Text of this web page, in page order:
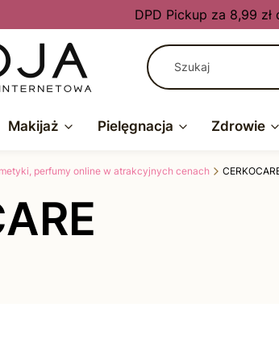
DPD Pickup za 8,99 zł
Makijaż Pielęgnacja Zdrowie
perfumy online w atrakcyjnych cenach